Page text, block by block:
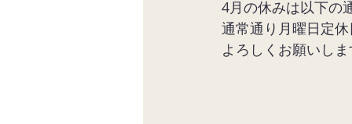
4月の休みは以下の
通常通り月曜日定
よろしくお願いし